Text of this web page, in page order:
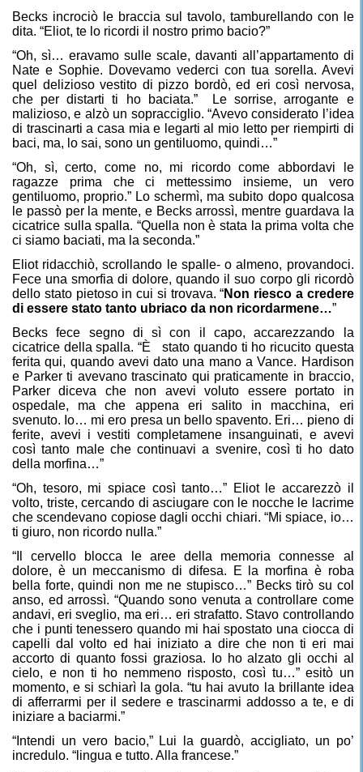
Becks incrociò le braccia sul tavolo, tamburellando con le
dita. “Eliot, te lo ricordi il nostro primo bacio?”
“Oh, sì… eravamo sulle scale, davanti all’appartamento di
Nate e Sophie. Dovevamo vederci con tua sorella. Avevi
quel delizioso vestito di pizzo bordò, ed eri così nervosa,
che per distarti ti ho baciata.”
Le sorrise, arrogante e
malizioso, e alzò un sopracciglio. “Avevo considerato l’idea
di trascinarti a casa mia e legarti al mio letto per riempirti di
baci, ma, lo sai, sono un gentiluomo, quindi…”
“Oh, sì, certo, come no, mi ricordo come abbordavi le
ragazze prima che ci mettessimo insieme, un vero
gentiluomo, proprio.” Lo schermì, ma subito dopo qualcosa
le passò per la mente, e Becks arrossì, mentre guardava la
cicatrice sulla spalla. “Quella non è stata la prima volta che
ci siamo baciati, ma la seconda.”
Eliot ridacchiò, scrollando le spalle- o almeno, provandoci.
Fece una smorfia di dolore, quando il suo corpo gli ricordò
dello stato pietoso in cui si trovava. “Non riesco a credere
di essere stato tanto ubriaco da non ricordarmene…”
Becks fece segno di sì con il capo, accarezzando la
cicatrice della spalla. “È
stato quando ti ho ricucito questa
ferita qui, quando avevi dato una mano a Vance. Hardison
e Parker ti avevano trascinato qui praticamente in braccio,
Parker diceva che non avevi voluto essere portato in
ospedale, ma che appena eri salito in macchina, eri
svenuto. Io… mi ero presa un bello spavento. Eri… pieno di
ferite, avevi i vestiti completamene insanguinati, e avevi
così tanto male che continuavi a svenire, così ti ho dato
della morfina…”
“Oh, tesoro, mi spiace così tanto…” Eliot le accarezzò il
volto, triste, cercando di asciugare con le nocche le lacrime
che scendevano copiose dagli occhi chiari. “Mi spiace, io…
ti giuro, non ricordo nulla.”
“Il cervello blocca le aree della memoria connesse al
dolore, è un meccanismo di difesa. E la morfina è roba
bella forte, quindi non me ne stupisco…” Becks tirò su col
anso, ed arrossì. “Quando sono venuta a controllare come
andavi, eri sveglio, ma eri… eri strafatto. Stavo controllando
che i punti tenessero quando mi hai spostato una ciocca di
capelli dal volto ed hai iniziato a dire che non ti eri mai
accorto di quanto fossi graziosa. Io ho alzato gli occhi al
cielo, e non ti ho nemmeno risposto, così tu…” esitò un
momento, e si schiarì la gola. “tu hai avuto la brillante idea
di afferrarmi per il sedere e trascinarmi addosso a te, e di
iniziare a baciarmi.”
“Intendi un vero bacio,” Lui la guardò, accigliato, un po’
incredulo. “lingua e tutto. Alla francese.”